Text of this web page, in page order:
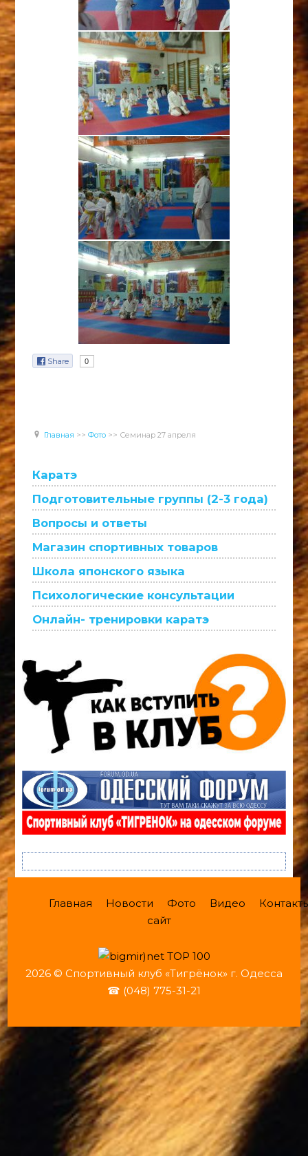
Share 0
Главная >> Фото >> Семинар 27 апреля
Каратэ
Подготовительные группы (2-3 года)
Вопросы и ответы
Магазин спортивных товаров
Школа японского языка
Психологические консультации
Онлайн- тренировки каратэ
Главная Новости Фото Видео
сайт
2026 © Спортивный клуб «Тигрёнок» г. Одесса
☎ (048) 775-31-21